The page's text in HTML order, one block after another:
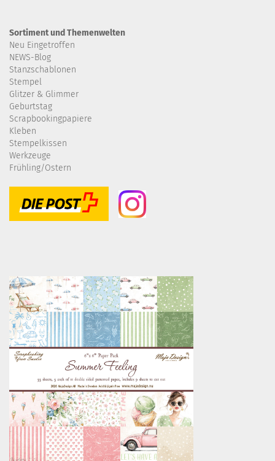
Sortiment und Themenwelten
Neu Eingetroffen
NEWS-Blog
Stanzschablonen
Stempel
Glitzer & Glimmer
Geburtstag
Scrapbookingpapiere
Kleben
Stempelkissen
Werkzeuge
Frühling/Ostern